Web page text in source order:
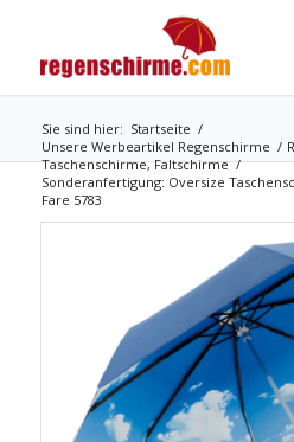
Sie sind hier: Startseite /
Unsere Werbeartikel Regenschirme /
Taschenschirme, Faltschirme /
Sonderanfertigung: Oversize
Fare 5783